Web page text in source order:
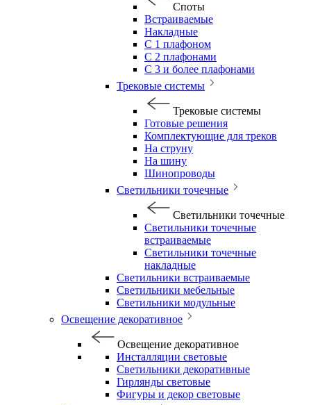
Споты
Встраиваемые
Накладные
С 1 плафоном
С 2 плафонами
С 3 и более плафонами
Трековые системы
Трековые системы
Готовые решения
Комплектующие для треков
На струну
На шину
Шинопроводы
Светильники точечные
Светильники точечные
Светильники точечные
встраиваемые
Светильники точечные
накладные
Светильники встраиваемые
Светильники мебельные
Светильники модульные
Освещение декоративное
Освещение декоративное
Инсталляции световые
Светильники декоративные
Гирлянды световые
Фигуры и декор световые